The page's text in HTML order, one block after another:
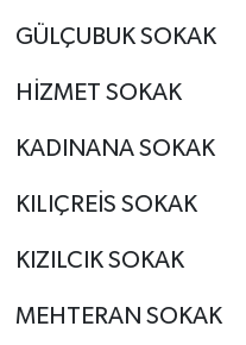
GÜLÇUBUK SOKAK
HİZMET SOKAK
KADINANA SOKAK
KILIÇREİS SOKAK
KIZILCIK SOKAK
MEHTERAN SOKAK